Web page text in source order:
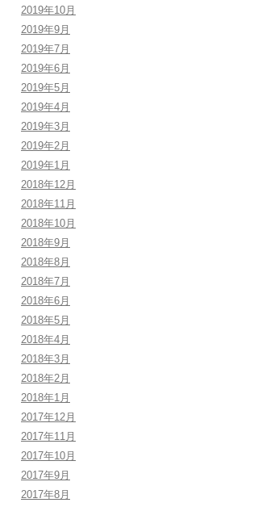
2019年10月
2019年9月
2019年7月
2019年6月
2019年5月
2019年4月
2019年3月
2019年2月
2019年1月
2018年12月
2018年11月
2018年10月
2018年9月
2018年8月
2018年7月
2018年6月
2018年5月
2018年4月
2018年3月
2018年2月
2018年1月
2017年12月
2017年11月
2017年10月
2017年9月
2017年8月